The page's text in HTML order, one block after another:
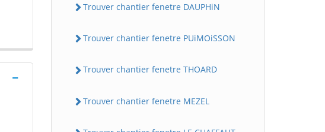
Trouver chantier fenetre DAUPHiN
Trouver chantier fenetre PUiMOiSSON
Trouver chantier fenetre THOARD
Trouver chantier fenetre MEZEL